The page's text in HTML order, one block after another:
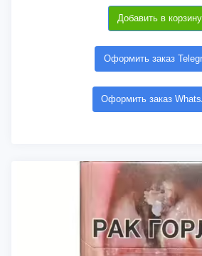
Добавить в корзину
Оформить заказ
Оформить заказ